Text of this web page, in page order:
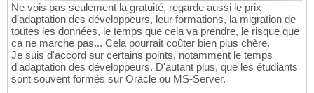
Ne vois pas seulement la gratuité, regarde aussi le prix
d'adaptation des développeurs, leur formations, la migration de
toutes les données, le temps que cela va prendre, le risque que
ca ne marche pas... Cela pourrait coûter bien plus chère.
Je suis d'accord sur certains points, notamment le temps
d'adaptation des développeurs. D'autant plus, que les étudiants
sont souvent formés sur Oracle ou MS-Server.